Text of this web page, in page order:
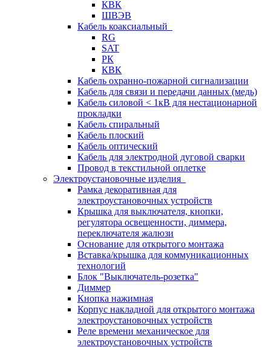
КВК
ШВЭВ
Кабель коаксиальный
RG
SAT
РК
КВК
Кабель охранно-пожарной сигнализации
Кабель для связи и передачи данных (медь)
Кабель силовой < 1кВ для нестационарной
прокладки
Кабель спиральный
Кабель плоский
Кабель оптический
Кабель для электродной дуговой сварки
Провод в текстильной оплетке
Электроустановочные изделия
Рамка декоративная для
электроустановочных устройств
Крышка для выключателя, кнопки,
регулятора освещенности, диммера,
переключателя жалюзи
Основание для открытого монтажа
Вставка/крышка для коммуникационных
технологий
Блок "Выключатель-розетка"
Диммер
Кнопка нажимная
Корпус накладной для открытого монтажа
электроустановочных устройств
Реле времени механическое для
электроустановочных устройств